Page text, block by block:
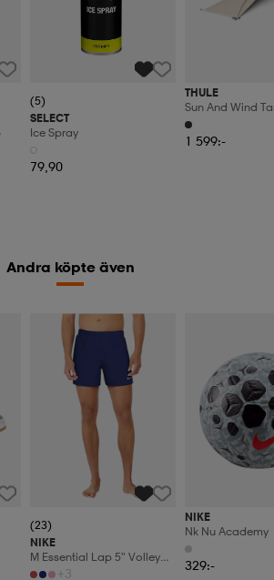
(5)
SELECT
Ice Spray
79,90
THULE
Sun And Wind
1 599:-
Andra köpte även
(23)
NIKE
M Essential Lap 5" Volley
Short +3
NIKE
Nk Nu Academy
329:-